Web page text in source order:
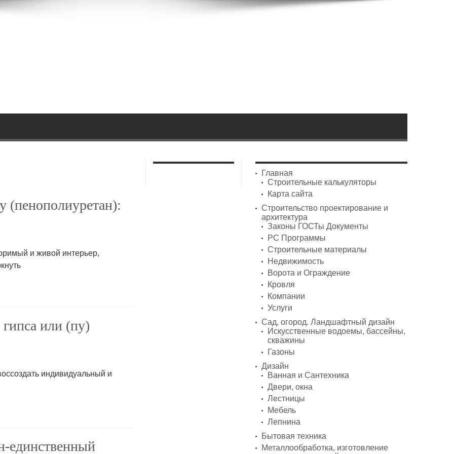
(пенополиуретан):
и живой интерьер,
или (пу)
индивидуальный и
единственный
Главная
Строительные калькуляторы
Карта сайта
Строительство проектирование и
архитектура
Законы ГОСТы Документы
PC Программы
Строительные материалы
Недвижимость
Ворота и Ограждение
Кровля
Компании
Услуги
Сад, огород. Ландшафтный дизайн
Искусственные водоемы, бассейны,
скважины
Газоны
Дизайн
Ванная и Сантехника
Двери, окна
Лестницы
Мебель
Лепнина
Бытовая техника
Металлообработка, изготовление